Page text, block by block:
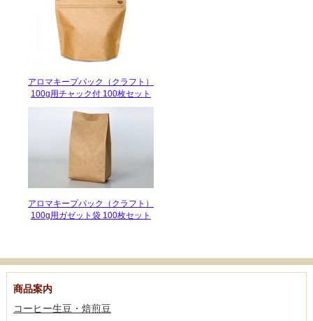
アロマキープパック（クラフト）
100g用チャック付 100枚セット
アロマキープパック（クラフト）
100g用ガゼット袋 100枚セット
商品案内
コーヒー生豆・焙煎豆